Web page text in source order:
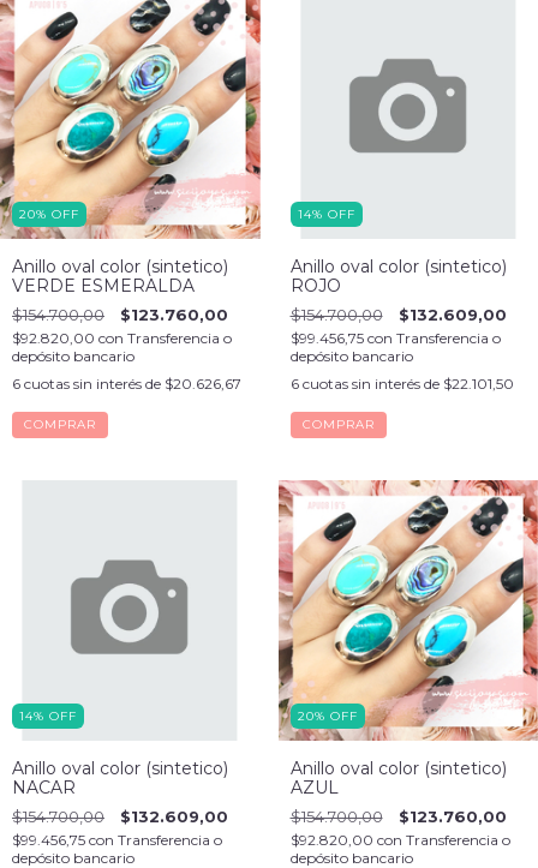
20% OFF
Anillo oval color (sintetico)
VERDE ESMERALDA
$154.700,00 $123.760,00
$92.820,00 con Transferencia o
depósito bancario
6 cuotas sin interés de $20.626,67
COMPRAR
14% OFF
Anillo oval color (sintetico)
ROJO
$154.700,00 $132.609,00
$99.456,75 con Transferencia o
depósito bancario
6 cuotas sin interés de $22.101,50
COMPRAR
14% OFF
Anillo oval color (sintetico)
NACAR
$154.700,00 $132.609,00
$99.456,75 con Transferencia o
depósito bancario
20% OFF
Anillo oval color (sintetico)
AZUL
$154.700,00 $123.760,00
$92.820,00 con Transferencia o
depósito bancario